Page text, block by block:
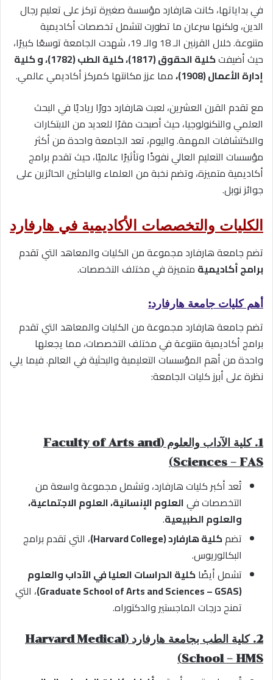
في بداياتها، كانت هارفارد مؤسسة صغيرة تركز على تعليم رجال
الدين، ولكنها سرعان ما تطورت لتشمل تخصصات أكاديمية
متنوعة. خلال القرنين الـ 18 والـ 19، شهدت الجامعة توسعًا كبيرًا،
حيث أضيفت
كلية الحقوق (1817)، كلية الطب (1782)، و كلية
إدارة الأعمال (1908)،
مما عزز مكانتها كمركز أكاديمي عالمي.
مع تقدم القرن العشرين، لعبت هارفارد دورًا رياديًا في البحث
العلمي والتكنولوجيا، حيث أصبحت مقرًا للعديد من الابتكارات
والاكتشافات المهمة. واليوم، تعد الجامعة واحدة من أكثر
مؤسسات التعليم العالي نفوذًا وتأثيرًا عالميًا، حيث تقدم برامج
أكاديمية متميزة، وتضم نخبة من العلماء والباحثين الحائزين على
جوائز نوبل.
الكليات والتخصصات الأكاديمية في هارفارد
تضم جامعة هارفارد مجموعة من الكليات والمعاهد التي تقدم
برامج أكاديمية متميزة في مختلف التخصصات.
أهم كليات جامعة هارفارد:
تضم جامعة هارفارد مجموعة من الكليات والمعاهد التي تقدم
برامج أكاديمية متنوعة في مختلف التخصصات، مما يجعلها
واحدة من أهم المؤسسات التعليمية والبحثية في العالم. فيما يلي
نظرة على أبرز كليات الجامعة:
1. كلية الآداب والعلوم (Faculty of Arts and
Sciences – FAS)
تُعد أكبر كليات هارفارد، وتشمل مجموعة واسعة من
التخصصات فيالعلوم الإنسانية، العلوم الاجتماعية،
والعلوم الطبيعية.
تضمكلية هارفارد (Harvard College)
، التي تقدم برامج
البكالوريوس.
تشمل أيضًاكلية الدراسات العليا في الآداب والعلوم
(Graduate School of Arts and Sciences – GSAS)
، التي
تمنح درجات الماجستير والدكتوراه.
2. كلية الطب بجامعة هارفارد (Harvard Medical
School – HMS)